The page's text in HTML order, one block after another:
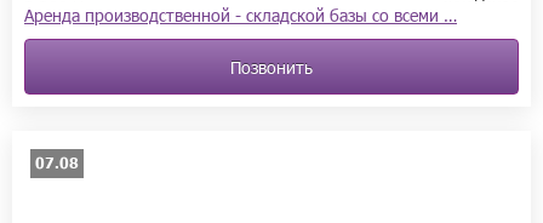
Аренда производственной - складской базы со всеми …
Позвонить
07.08